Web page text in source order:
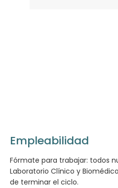
Empleabilidad
Fórmate para trabajar: todos
Laboratorio Clínico y
de terminar el ciclo.